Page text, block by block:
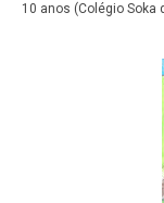
10 anos (Colégio Soka